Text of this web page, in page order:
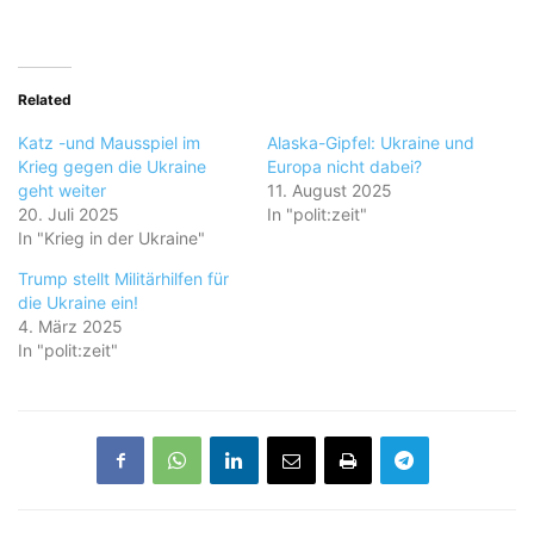
Related
Katz -und Mausspiel im
Krieg gegen die Ukraine
geht weiter
20. Juli 2025
In "Krieg in der Ukraine"
Alaska-Gipfel: Ukraine und
Europa nicht dabei?
11. August 2025
In "polit:zeit"
Trump stellt Militärhilfen für
die Ukraine ein!
4. März 2025
In "polit:zeit"